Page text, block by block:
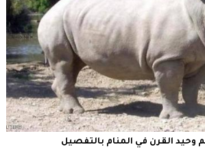
وحيد القرن في المنام بالتفصيل